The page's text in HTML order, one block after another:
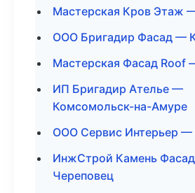
Мастерская Кров Этаж
ООО Бригадир Фасад —
Мастерская Фасад Roof
ИП Бригадир Ателье —
Комсомольск-на-Амуре
ООО Сервис Интерьер —
ИнжСтрой Камень
Череповец